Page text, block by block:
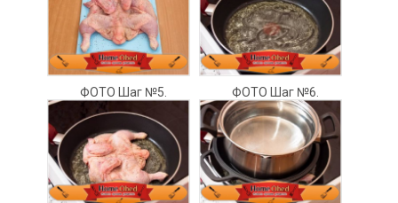
ФОТО Шаг №5. ФОТО Шаг №6.